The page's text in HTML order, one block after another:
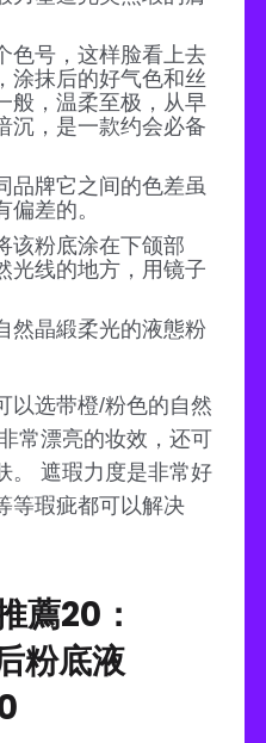
色号，这样脸看上去
涂抹后的好气色和丝
般，温柔至极，从早
沉，是一款约会必备
品牌它之间的色差虽
差的。
该粉底涂在下颌部
光线的地方，用镜子
然晶緞柔光的液態粉
以选带橙/粉色的自然
常漂亮的妆效，还可
。 遮瑕力度是非常好
等瑕疵都可以解决
薦20：
粉底液